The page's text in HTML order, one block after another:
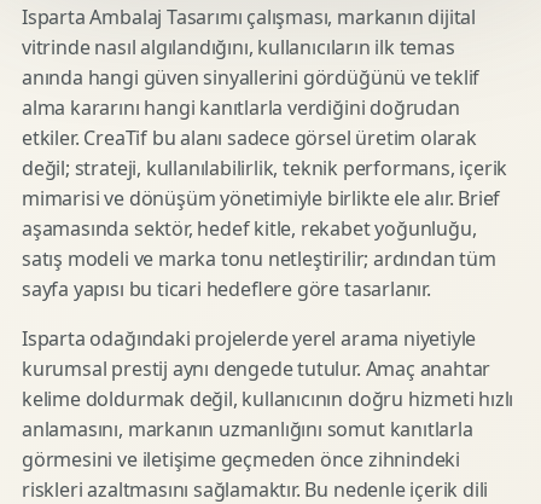
Isparta Ambalaj Tasarımı çalışması, markanın dijital
vitrinde nasıl algılandığını, kullanıcıların ilk temas
anında hangi güven sinyallerini gördüğünü ve teklif
alma kararını hangi kanıtlarla verdiğini doğrudan
etkiler. CreaTif bu alanı sadece görsel üretim olarak
değil; strateji, kullanılabilirlik, teknik performans, içerik
mimarisi ve dönüşüm yönetimiyle birlikte ele alır. Brief
aşamasında sektör, hedef kitle, rekabet yoğunluğu,
satış modeli ve marka tonu netleştirilir; ardından tüm
sayfa yapısı bu ticari hedeflere göre tasarlanır.
Isparta odağındaki projelerde yerel arama niyetiyle
kurumsal prestij aynı dengede tutulur. Amaç anahtar
kelime doldurmak değil, kullanıcının doğru hizmeti hızlı
anlamasını, markanın uzmanlığını somut kanıtlarla
görmesini ve iletişime geçmeden önce zihnindeki
riskleri azaltmasını sağlamaktır. Bu nedenle içerik dili